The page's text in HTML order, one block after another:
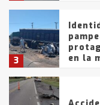
3
en la